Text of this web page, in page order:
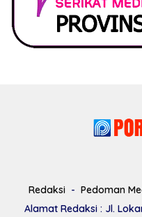
Redaksi Pedoman
Alamat Redaksi : Jl.